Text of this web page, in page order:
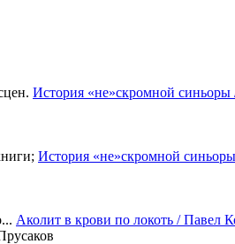
История «не»скромной
История «не»скромной
Аколит в крови по локоть / Павел